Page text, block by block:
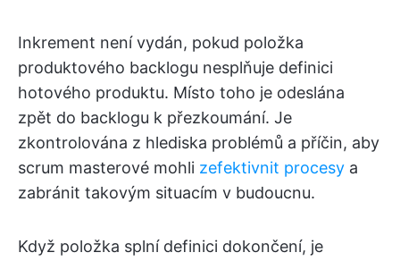
Inkrement není vydán, pokud položka
produktového backlogu nesplňuje definici
hotového produktu. Místo toho je odeslána
zpět do backlogu k přezkoumání. Je
zkontrolována z hlediska problémů a příčin, aby
scrum masterové mohli zefektivnit procesy a
zabránit takovým situacím v budoucnu.
Když položka splní definici dokončení, je